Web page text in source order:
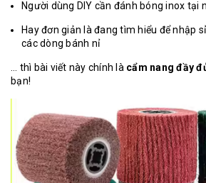
Người dùng DIY cần đánh bóng inox tại
Hay đơn giản là đang tìm hiểu để nhập sỉ
các dòng bánh nỉ
… thì bài viết này chính là cẩm nang đầy
bạn!